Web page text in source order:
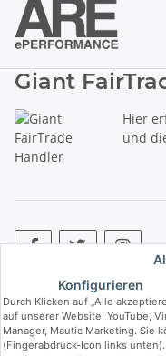
Konfigurieren
Durch Klicken auf „Alle
auf unserer Website: YouTube,
Manager, Mautic Marketing. Sie
(Fingerabdruck-Icon links
Giant
Hier
und
* Alle Preise inkl. gesetzlicher
sich um die unverbindliche
© Copyright © 2017 bis 2025